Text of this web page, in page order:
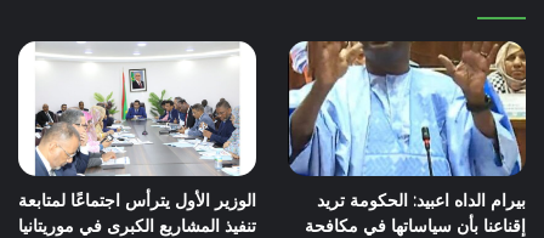
بيرام الداه اعبيد: الحكومة تريد
إقناعنا بأن سياساتها في مكافحة
الوزير الأول يترأس اجتماعًا لمتابعة
تنفيذ المشاريع الكبرى في موريتانيا